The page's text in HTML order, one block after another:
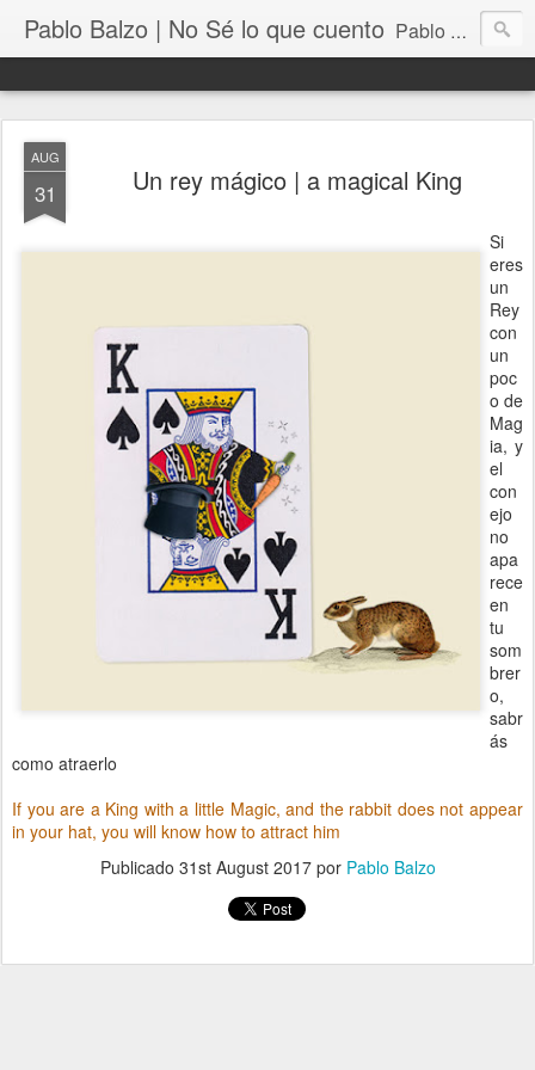
Pablo Balzo | No Sé lo que cuento Pablo Balzo Ilustración-collage
AUG
31 Un rey mágico | a magical King
Si
eres
un
Rey
con
un
poc
o de
Mag
ia, y
el
con
ejo
no
apa
rece
en
tu
som
brer
o,
sabr
ás
como atraerlo
If you are a King with a little Magic, and the rabbit does not appear
in your hat, you will know how to attract him
Publicado 31st August 2017por Pablo Balzo